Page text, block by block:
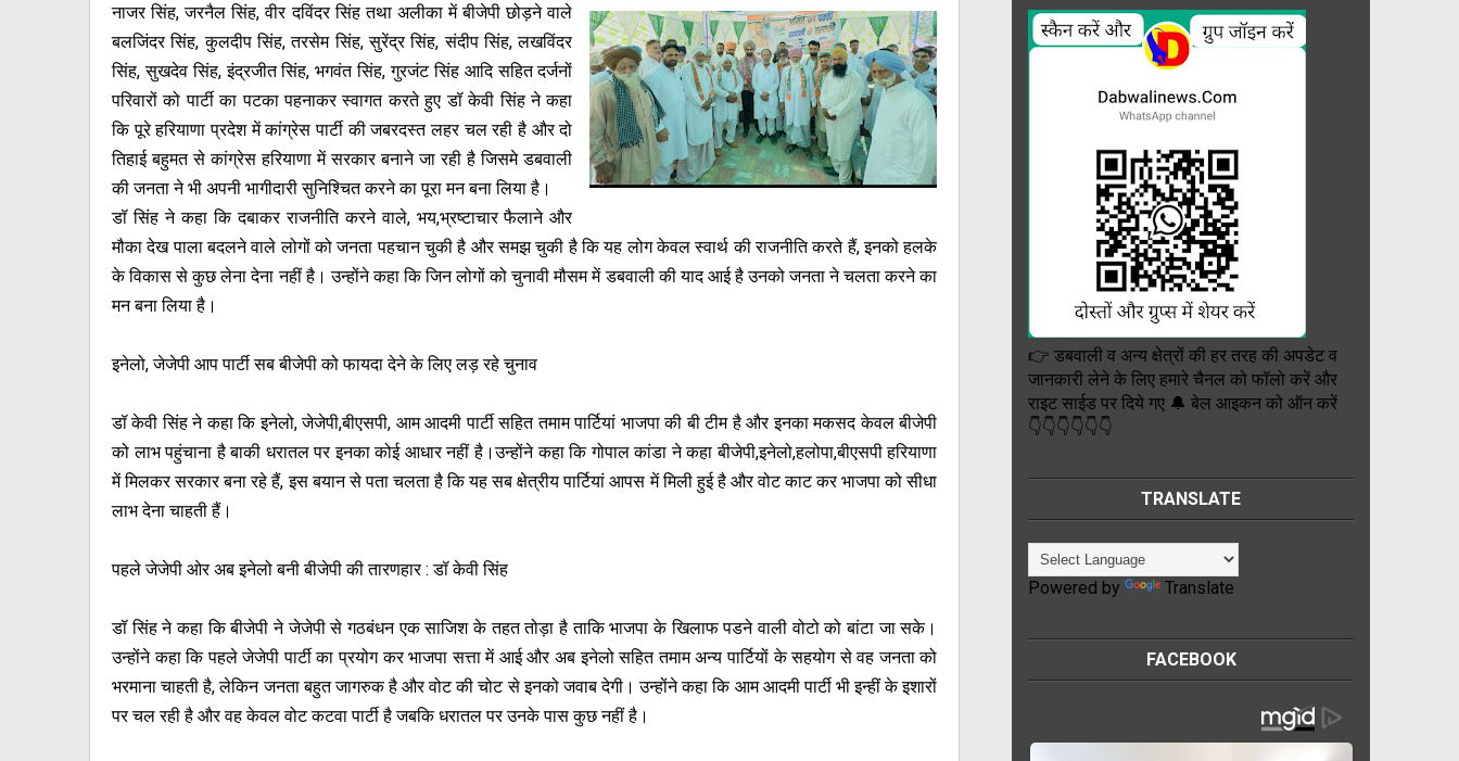
नाजर सिंह, जरनैल सिंह, वीर दविंदर सिंह तथा अलीका में बीजेपी छोड़ने वाले
बलजिंदर सिंह, कुलदीप सिंह, तरसेम सिंह, सुरेंद्र सिंह, संदीप सिंह, लखविंदर
सिंह, सुखदेव सिंह, इंद्रजीत सिंह, भगवंत सिंह, गुरजंट सिंह आदि सहित दर्जनों
परिवारों को पार्टी का पटका पहनाकर स्वागत करते हुए डॉ केवी सिंह ने कहा
कि पूरे हरियाणा प्रदेश में कांग्रेस पार्टी की जबरदस्त लहर चल रही है और दो
तिहाई बहुमत से कांग्रेस हरियाणा में सरकार बनाने जा रही है जिसमे डबवाली
की जनता ने भी अपनी भागीदारी सुनिश्चित करने का पूरा मन बना लिया है।
डॉ सिंह ने कहा कि दबाकर राजनीति करने वाले, भय,भ्रष्टाचार फैलाने और
मौका देख पाला बदलने वाले लोगों को जनता पहचान चुकी है और समझ चुकी है कि यह लोग केवल स्वार्थ की राजनीति करते हैं, इनको हलके
के विकास से कुछ लेना देना नहीं है। उन्होंने कहा कि जिन लोगों को चुनावी मौसम में डबवाली की याद आई है उनको जनता ने चलता करने का
मन बना लिया है।
इनेलो, जेजेपी आप पार्टी सब बीजेपी को फायदा देने के लिए लड़ रहे चुनाव
डॉ केवी सिंह ने कहा कि इनेलो, जेजेपी,बीएसपी, आम आदमी पार्टी सहित तमाम पार्टियां भाजपा की बी टीम है और इनका मकसद केवल बीजेपी
को लाभ पहुंचाना है बाकी धरातल पर इनका कोई आधार नहीं है।उन्होंने कहा कि गोपाल कांडा ने कहा बीजेपी,इनेलो,हलोपा,बीएसपी हरियाणा
में मिलकर सरकार बना रहे हैं, इस बयान से पता चलता है कि यह सब क्षेत्रीय पार्टियां आपस में मिली हुई है और वोट काट कर भाजपा को सीधा
लाभ देना चाहती हैं।
पहले जेजेपी ओर अब इनेलो बनी बीजेपी की तारणहार : डॉ केवी सिंह
डॉ सिंह ने कहा कि बीजेपी ने जेजेपी से गठबंधन एक साजिश के तहत तोड़ा है ताकि भाजपा के खिलाफ पडने वाली वोटो को बांटा जा सके।
उन्होंने कहा कि पहले जेजेपी पार्टी का प्रयोग कर भाजपा सत्ता में आई और अब इनेलो सहित तमाम अन्य पार्टियों के सहयोग से वह जनता को
भरमाना चाहती है, लेकिन जनता बहुत जागरुक है और वोट की चोट से इनको जवाब देगी। उन्होंने कहा कि आम आदमी पार्टी भी इन्हीं के इशारों
पर चल रही है और वह केवल वोट कटवा पार्टी है जबकि धरातल पर उनके पास कुछ नहीं है।
👉 डबवाली व अन्य क्षेत्रों की हर तरह की अपडेट व
जानकारी लेने के लिए हमारे चैनल को फॉलो करें और
राइट साईड पर दिये गए 🔔 बेल आइकन को ऑन करें
👇👇👇👇👇👇
TRANSLATE
Powered by Translate
FACEBOOK